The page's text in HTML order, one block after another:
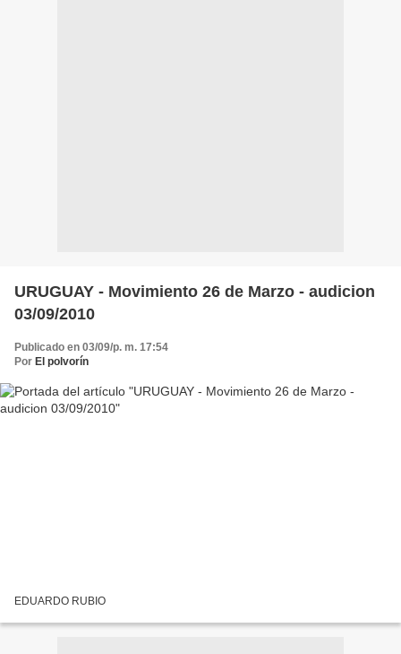
URUGUAY - Movimiento 26 de Marzo - audicion
03/09/2010
Publicado en 03/09/p. m. 17:54
Por El polvorín
EDUARDO RUBIO